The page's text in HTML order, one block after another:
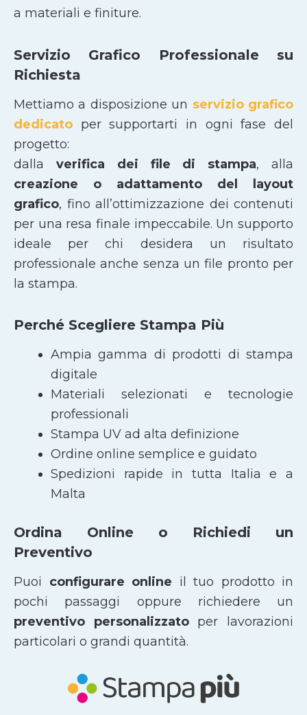
a materiali e finiture.
Servizio Grafico Professionale su
Richiesta
Mettiamo a disposizione un servizio grafico
dedicato per supportarti in ogni fase del
progetto:
dalla verifica dei file di stampa, alla
creazione o adattamento del layout
grafico, fino all’ottimizzazione dei contenuti
per una resa finale impeccabile. Un supporto
ideale per chi desidera un risultato
professionale anche senza un file pronto per
la stampa.
Perché Scegliere Stampa Più
Ampia gamma di prodotti di stampa
digitale
Materiali selezionati e tecnologie
professionali
Stampa UV ad alta definizione
Ordine online semplice e guidato
Spedizioni rapide in tutta Italia e a
Malta
Ordina Online o Richiedi un
Preventivo
Puoi configurare online il tuo prodotto in
pochi passaggi oppure richiedere un
preventivo personalizzatoper lavorazioni
particolari o grandi quantità.